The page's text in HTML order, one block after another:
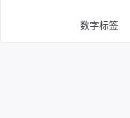
数字标签